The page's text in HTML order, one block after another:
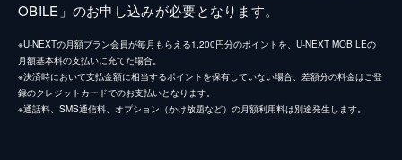
OBILE」のお申し込みが必要となります。
※U-NEXTの月額プラン会員が毎月もらえる1,200円分のポイントを、U-NEXT MOBILEの
月額基本料の支払いに充てた場合。
※決済時において支払金額に相当するポイントを保有していない場合、差額分の料金はご登
録のクレジットカードでのお支払いとなります。
※通話料、SMS通信料、オプション（かけ放題など）の月額利用料は別途発生します。